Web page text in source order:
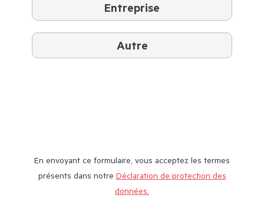
Entreprise
Autre
En envoyant ce formulaire, vous acceptez les termes
présents dans notreDéclaration de protection des
données.